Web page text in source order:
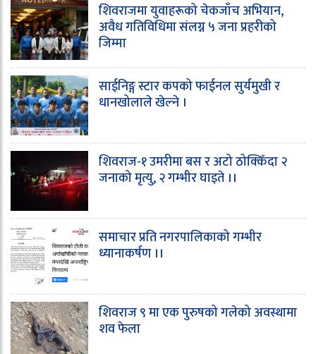
शिवराजमा युवाहरूको चेकजाँच अभियान,
अवैध गतिविधिमा संलग्न ५ जना प्रहरीको
जिम्मा
साईनिङ्ग स्टार कपको फाईनल सुर्यमुखी र
धानखोलाले खेल्ने ।
शिवराज-१ उमरीमा बस र अटो ठोक्किँदा २
जनाको मृत्यु, २ गम्भीर घाइते ।।
समाचार प्रति नगरपालिकाको गम्भीर
ध्यानाकर्षण ।।
शिवराज ९ मा एक पुरुषको गलेको अवस्थामा
शव फेला